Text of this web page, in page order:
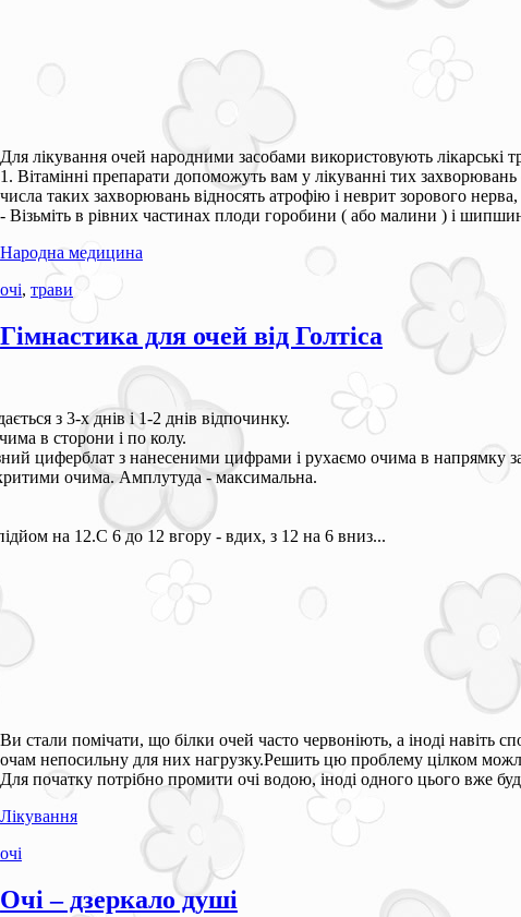
Для лікування очей народними засобами використовують лікарські
1. Вітамінні препарати допоможуть вам у лікуванні тих
числа таких захворювань відносять атрофію і неврит зорового нерва,
- Візьміть в рівних частинах плоди горобини ( або малини ) і
Народна медицина
очі, трави
Гімнастика для очей від Голтіса
з 3-х днів і 1-2 днів відпочинку.
в сторони і по колу.
циферблат з нанесеними цифрами і рухаємо очима в напрямку
очима. Амплутуда - максимальна.
на 12.С 6 до 12 вгору - вдих, з 12 на 6 вниз...
Ви стали помічати, що білки очей часто червоніють, а іноді навіть
очам непосильну для них нагрузку.Решить цю проблему цілком
Для початку потрібно промити очі водою, іноді одного цього вже
Лікування
очі
Очі – дзеркало душі